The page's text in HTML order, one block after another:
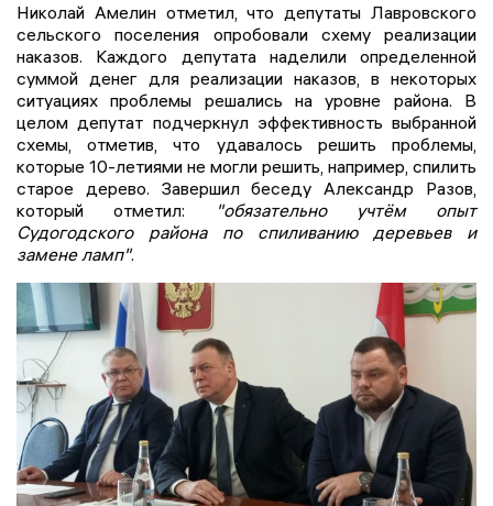
Николай Амелин отметил, что депутаты Лавровского
сельского поселения опробовали схему реализации
наказов. Каждого депутата наделили определенной
суммой денег для реализации наказов, в некоторых
ситуациях проблемы решались на уровне района. В
целом депутат подчеркнул эффективность выбранной
схемы, отметив, что удавалось решить проблемы,
которые 10-летиями не могли решить, например, спилить
старое дерево. Завершил беседу Александр Разов,
который отметил: "обязательно учтём опыт
Судогодского района по спиливанию деревьев и
замене ламп".